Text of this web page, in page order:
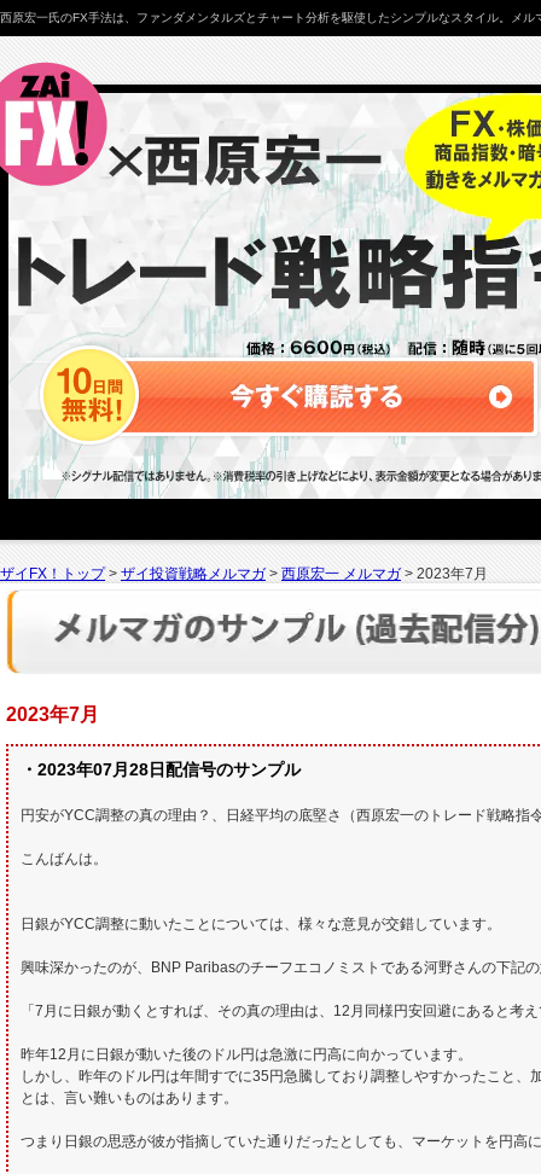
西原宏一氏のFX手法は、ファンダメンタルズとチャート分析を駆使したシンプルなスタイル。メ
ザイFX！トップ> ザイ投資戦略メルマガ > 西原宏一 メルマガ > 2023年7月
2023年7月
・2023年07月28日配信号のサンプル
円安がYCC調整の真の理由？、日経平均の底堅さ（西原宏一のトレード戦略指
こんばんは。
日銀がYCC調整に動いたことについては、様々な意見が交錯しています。
興味深かったのが、BNP Paribasのチーフエコノミストである河野さんの下記
「7月に日銀が動くとすれば、その真の理由は、12月同様円安回避にあると考
昨年12月に日銀が動いた後のドル円は急激に円高に向かっています。
しかし、昨年のドル円は年間すでに35円急騰しており調整しやすかったこと
とは、言い難いものはあります。
つまり日銀の思惑が彼が指摘していた通りだったとしても、マーケットを円高